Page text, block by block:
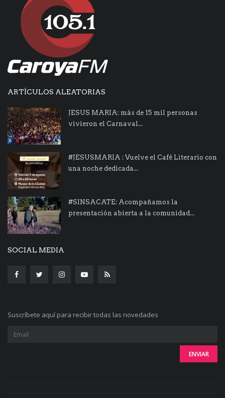
ARTÍCULOS ALEATORIAS
JESUS MARIA: más de 15 mil personas
vivieron el Carnaval...
#JESUSMARIA : Vuelve el Café Literario con
una noche dedicada...
#SINSACATE: Acompañamos la
presentación abierta a la comunidad...
SOCIAL MEDIA
Suscríbete aquí para recibir todas las novedades